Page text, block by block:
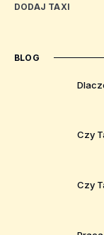
DODAJ TAXI
BLOG
Czy
Czy